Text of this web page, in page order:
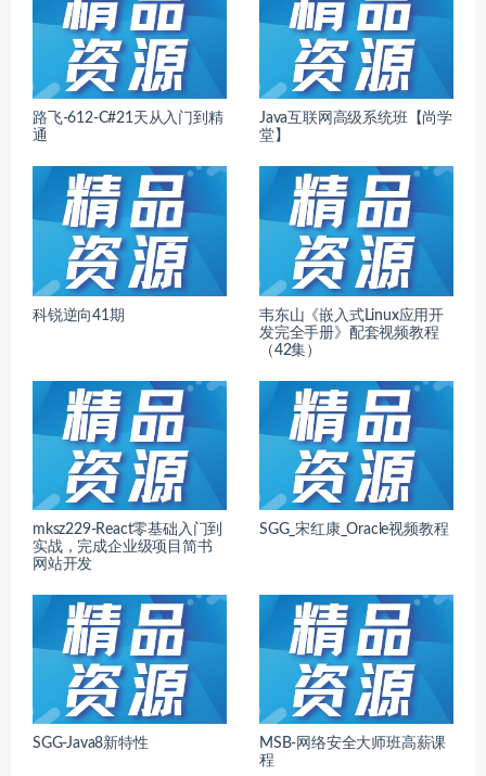
路飞-612-C#21天从入门到精
通
Java互联网高级系统班【尚学
堂】
科锐逆向41期
韦东山《嵌入式Linux应用开
发完全手册》配套视频教程
（42集）
mksz229-React零基础入门到
实战，完成企业级项目简书
网站开发
SGG_宋红康_Oracle视频教程
SGG-Java8新特性
MSB-网络安全大师班高薪课
程